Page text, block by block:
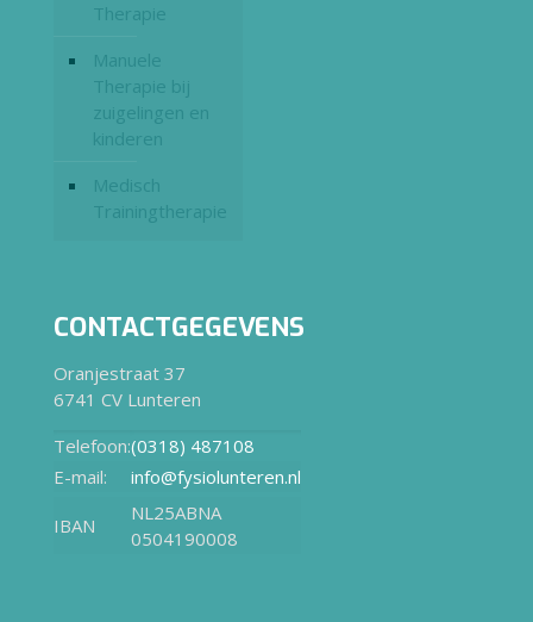
Therapie
Manuele
Therapie bij
zuigelingen en
kinderen
Medisch
Trainingtherapie
CONTACTGEGEVENS
Oranjestraat 37
6741 CV Lunteren
Telefoon:(0318) 487108
E-mail:
info@fysiolunteren.nl
IBAN
NL25ABNA
0504190008